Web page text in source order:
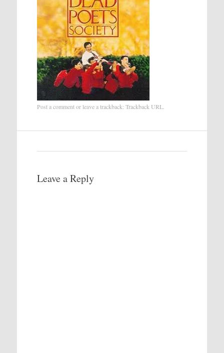
Post a commentor leave a trackback: Trackback URL.
Leave a Reply